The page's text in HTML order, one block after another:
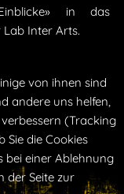
in das
Inter Arts.
von ihnen sind
andere uns helfen,
(Tracking
Sie die Cookies
bei einer Ablehnung
der Seite zur